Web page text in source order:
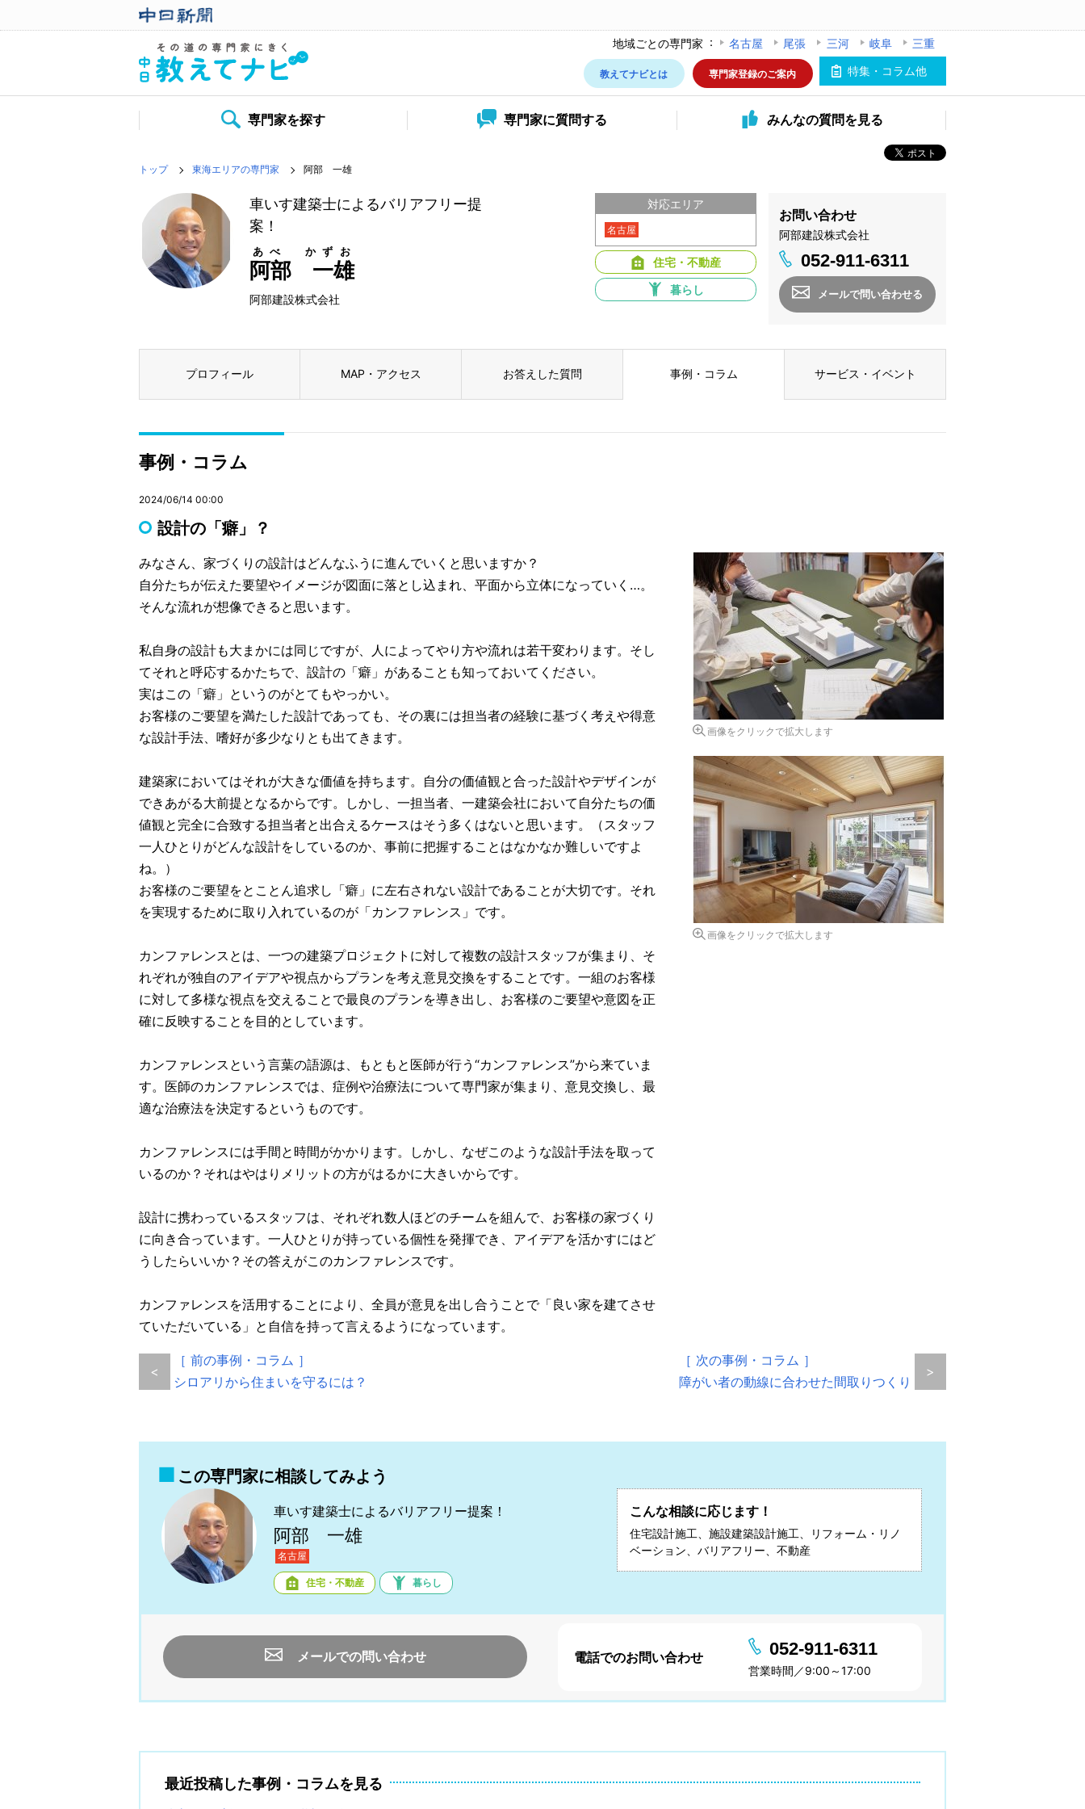
地域ごとの専門家 名古屋 尾張 三河 岐阜
三重
特集・コラム他
教えてナビとは 専門家登録のご案内
専門家を探す 専門家に質問する みんなの質問を見る
トップ 東海エリアの専門家 阿部 一雄
車いす建築士によるバリアフリー提
案！
阿部 一雄
あべ かずお
阿部建設株式会社
お問い合わせ
阿部建設株式会社
052-911-6311
メールで問い合わせる
対応エリア
名古屋
住宅・不動産
暮らし
プロフィール MAP・アクセス お答えした質問 事例・コラム サービス・イベント
事例・コラム
2024/06/14 00:00
設計の「癖」？
みなさん、家づくりの設計はどんなふうに進んでいくと思いますか？
自分たちが伝えた要望やイメージが図面に落とし込まれ、平面から立体になっていく…。
そんな流れが想像できると思います。
私自身の設計も大まかには同じですが、人によってやり方や流れは若干変わります。そし
てそれと呼応するかたちで、設計の「癖」があることも知っておいてください。
実はこの「癖」というのがとてもやっかい。
お客様のご要望を満たした設計であっても、その裏には担当者の経験に基づく考えや得意
な設計手法、嗜好が多少なりとも出てきます。
建築家においてはそれが大きな価値を持ちます。自分の価値観と合った設計やデザインが
できあがる大前提となるからです。しかし、一担当者、一建築会社において自分たちの価
値観と完全に合致する担当者と出合えるケースはそう多くはないと思います。（スタッフ
一人ひとりがどんな設計をしているのか、事前に把握することはなかなか難しいですよ
ね。）
お客様のご要望をとことん追求し「癖」に左右されない設計であることが大切です。それ
を実現するために取り入れているのが「カンファレンス」です。
カンファレンスとは、一つの建築プロジェクトに対して複数の設計スタッフが集まり、そ
れぞれが独自のアイデアや視点からプランを考え意見交換をすることです。一組のお客様
に対して多様な視点を交えることで最良のプランを導き出し、お客様のご要望や意図を正
確に反映することを目的としています。
カンファレンスという言葉の語源は、もともと医師が行う“カンファレンス”から来ていま
す。医師のカンファレンスでは、症例や治療法について専門家が集まり、意見交換し、最
適な治療法を決定するというものです。
カンファレンスには手間と時間がかかります。しかし、なぜこのような設計手法を取って
いるのか？それはやはりメリットの方がはるかに大きいからです。
設計に携わっているスタッフは、それぞれ数人ほどのチームを組んで、お客様の家づくり
に向き合っています。一人ひとりが持っている個性を発揮でき、アイデアを活かすにはど
うしたらいいか？その答えがこのカンファレンスです。
カンファレンスを活用することにより、全員が意見を出し合うことで「良い家を建てさせ
ていただいている」と自信を持って言えるようになっています。
画像をクリックで拡大します
画像をクリックで拡大します
<
［ 前の事例・コラム ］
シロアリから住まいを守るには？
［ 次の事例・コラム ］
障がい者の動線に合わせた間取りつくり
>
この専門家に相談してみよう
車いす建築士によるバリアフリー提案！
阿部 一雄
名古屋
住宅・不動産 暮らし
こんな相談に応じます！
住宅設計施工、施設建築設計施工、リフォーム・リノ
ベーション、バリアフリー、不動産
メールでの問い合わせ 電話でのお問い合わせ 052-911-6311
営業時間／9:00～17:00
最近投稿した事例・コラムを見る